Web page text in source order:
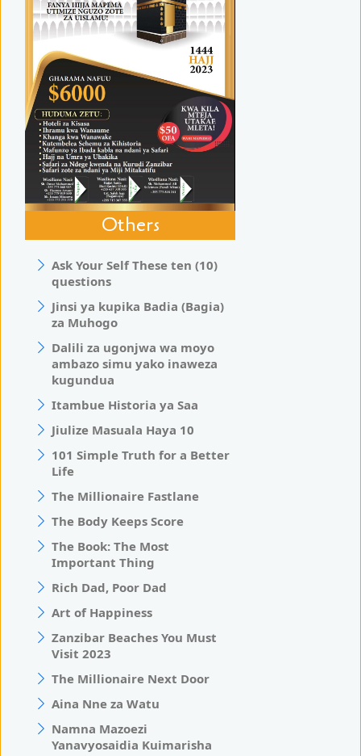
Others
Ask Your Self These ten (10)
questions
Jinsi ya kupika Badia (Bagia)
za Muhogo
Dalili za ugonjwa wa moyo
ambazo simu yako inaweza
kugundua
Itambue Historia ya Saa
Jiulize Masuala Haya 10
101 Simple Truth for a Better
Life
The Millionaire Fastlane
The Body Keeps Score
The Book: The Most
Important Thing
Rich Dad, Poor Dad
Art of Happiness
Zanzibar Beaches You Must
Visit 2023
The Millionaire Next Door
Aina Nne za Watu
Namna Mazoezi
Yanavyosaidia Kuimarisha